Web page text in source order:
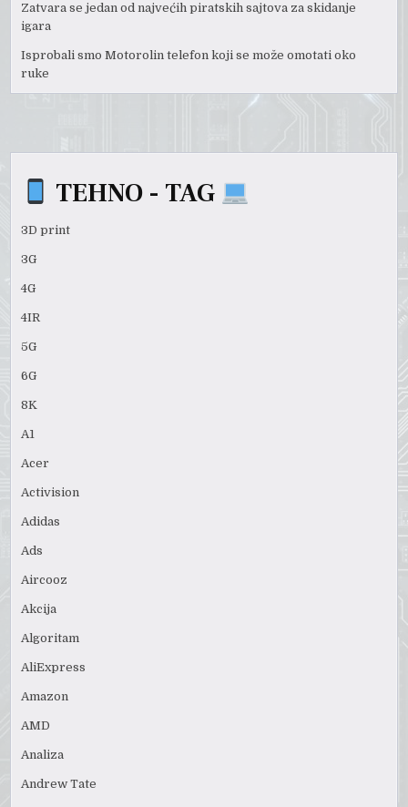
Zatvara se jedan od najvećih piratskih sajtova za skidanje
igara
Isprobali smo Motorolin telefon koji se može omotati oko
ruke
TEHNO - TAG
3D print
3G
4G
4IR
5G
6G
8K
A1
Acer
Activision
Adidas
Ads
Aircooz
Akcija
Algoritam
AliExpress
Amazon
AMD
Analiza
Andrew Tate